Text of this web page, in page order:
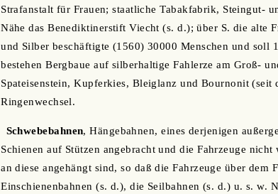
Strafanstalt für Frauen; staatliche Tabakfabrik, Steingut-
Nähe das Benediktinerstift Viecht (s. d.); über S. die alte
und Silber beschäftigte (1560) 30000 Menschen und
bestehen Bergbaue auf silberhaltige Fahlerze am Groß-
Spateisenstein, Kupferkies, Bleiglanz und Bournonit
Ringenwechsel.
Schwebebahnen, Hängebahnen, eines derjenigen
Schienen auf Stützen angebracht und die Fahrzeuge
an diese angehängt sind, so daß die Fahrzeuge über dem
Einschienenbahnen (s. d.), die Seilbahnen (s. d.) u. s. w.